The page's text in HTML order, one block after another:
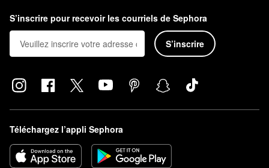
S’inscrire pour recevoir les courriels de Sephora
S’inscrire
Téléchargez l’appli Sephora